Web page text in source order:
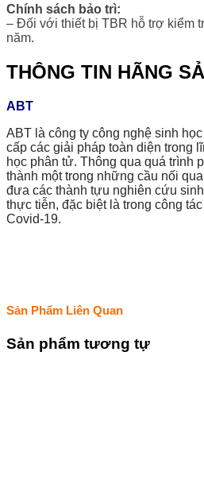
Chính sách bảo trì:
– Đối với thiết bị TBR hỗ trợ kiểm
năm.
THÔNG TIN HÃNG
ABT
ABT là công ty công nghệ sinh
cấp các giải pháp toàn diện trong
học phân tử. Thông qua quá trình
thành một trong những cầu nối
đưa các thành tựu nghiên cứu
thực tiễn, đặc biệt là trong công
Covid-19.
Sản Phẩm Liên Quan
Sản phẩm tương tự